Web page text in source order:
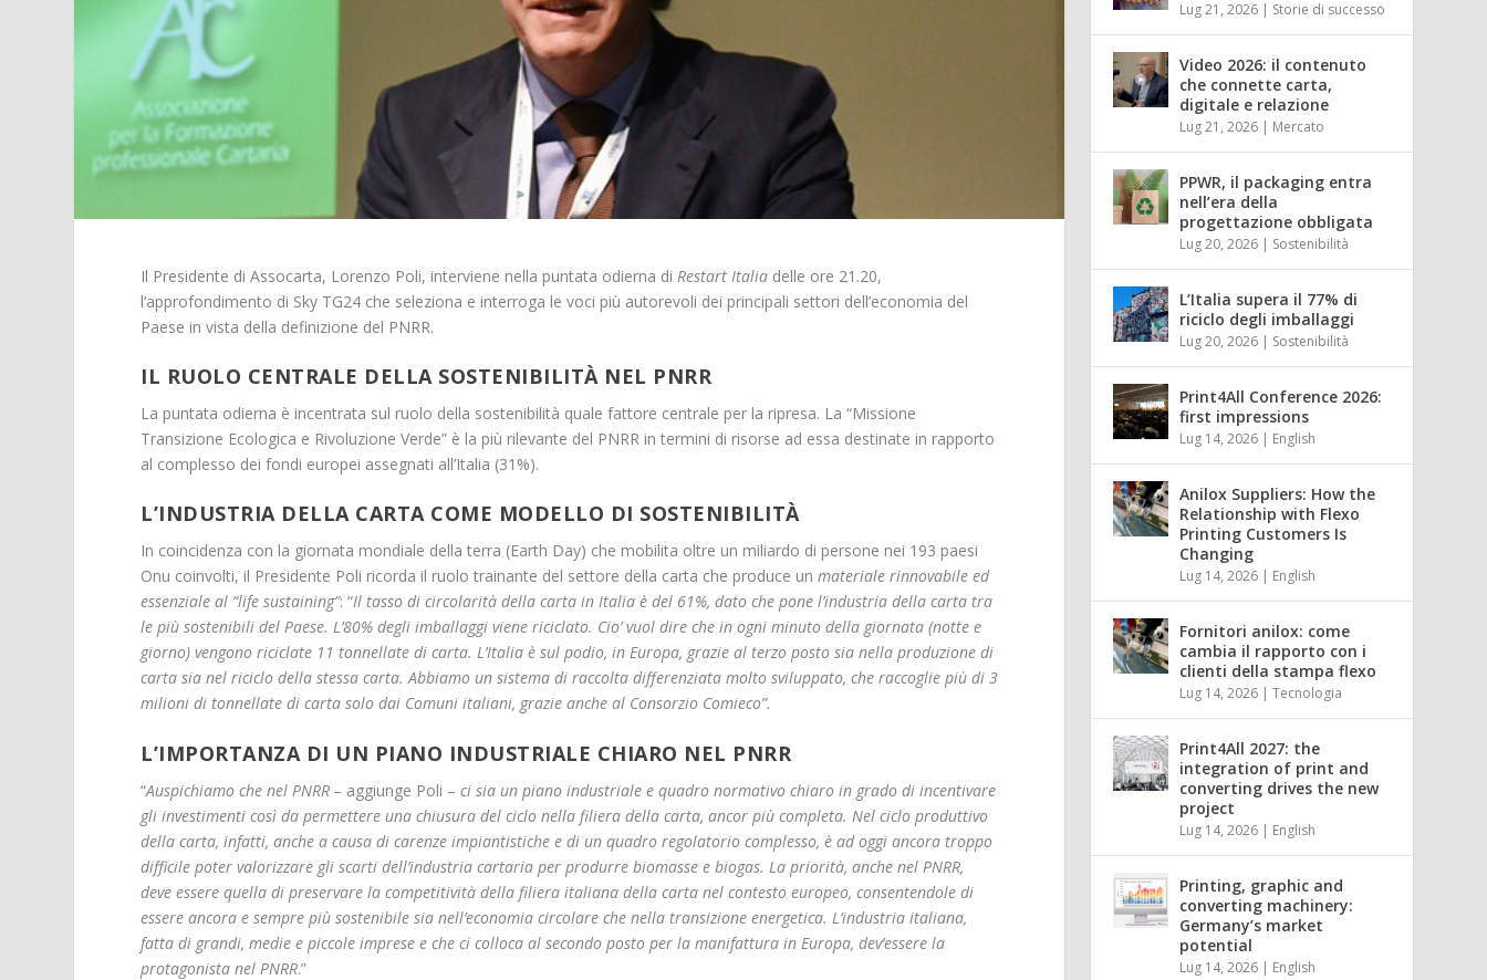
Il Presidente di Assocarta, Lorenzo Poli, interviene nella puntata odierna di Restart Italia delle ore 21.20,
l’approfondimento di Sky TG24 che seleziona e interroga le voci più autorevoli dei principali settori dell’economia del
Paese in vista della definizione del PNRR.
IL RUOLO CENTRALE DELLA SOSTENIBILITÀ NEL PNRR
La puntata odierna è incentrata sul ruolo della sostenibilità quale fattore centrale per la ripresa. La “Missione
Transizione Ecologica e Rivoluzione Verde” è la più rilevante del PNRR in termini di risorse ad essa destinate in rapporto
al complesso dei fondi europei assegnati all’Italia (31%).
L’INDUSTRIA DELLA CARTA COME MODELLO DI SOSTENIBILITÀ
In coincidenza con la giornata mondiale della terra (Earth Day) che mobilita oltre un miliardo di persone nei 193 paesi
Onu coinvolti, il Presidente Poli ricorda il ruolo trainante del settore della carta che produce unmateriale rinnovabile ed
essenziale al “life sustaining”: “Il tasso di circolarità della carta in Italia è del 61%, dato che pone l’industria della carta tra
le più sostenibili del Paese. L’80% degli imballaggi viene riciclato. Cio’ vuoldire che in ogni minuto della giornata (notte e
giorno) vengono riciclate 11 tonnellate di carta. L’Italia è sul podio, in Europa, grazie al terzo posto sia nella produzione di
carta sia nel riciclo della stessa carta. Abbiamo un sistema di raccolta differenziata molto sviluppato, che raccoglie più di 3
milioni di tonnellate di carta solo dai Comuni italiani, grazie anche al Consorzio Comieco”.
L’IMPORTANZA DI UN PIANO INDUSTRIALE CHIARO NEL PNRR
“Auspichiamo che nel PNRR – aggiunge Poli –ci sia un piano industriale e quadro normativo chiaro in grado di incentivare
gli investimenti così da permettere una chiusura del ciclo nella filiera della carta, ancor più completa. Nel ciclo produttivo
della carta, infatti, anche a causa di carenze impiantistiche e di un quadro regolatorio complesso, è ad oggi ancora troppo
difficile poter valorizzare gli scarti dell’industria cartaria per produrre biomasse e biogas. La priorità, anche nel PNRR,
deve essere quella di preservare la competitività della filiera italiana della carta nel contesto europeo, consentendole di
essere ancora e sempre più sostenibile sia nell’economia circolare che nella transizione energetica. L’industria italiana,
fatta di grandi, medie e piccole imprese e che ci colloca al secondo posto per la manifattura in Europa, dev’essere la
protagonista nel PNRR.”
Lug 21, 2026 | Storie di successo
Video 2026: il contenuto
che connette carta,
digitale e relazione
Lug 21, 2026 | Mercato
PPWR, il packaging entra
nell’era della
progettazione obbligata
Lug 20, 2026 | Sostenibilità
L’Italia supera il 77% di
riciclo degli imballaggi
Lug 20, 2026 | Sostenibilità
Print4All Conference 2026:
first impressions
Lug 14, 2026 | English
Anilox Suppliers: How the
Relationship with Flexo
Printing Customers Is
Changing
Lug 14, 2026 | English
Fornitori anilox: come
cambia il rapporto con i
clienti della stampa flexo
Lug 14, 2026 |Tecnologia
Print4All 2027: the
integration of print and
converting drives the new
project
Lug 14, 2026 | English
Printing, graphic and
converting machinery:
Germany’s market
potential
Lug 14, 2026 | English